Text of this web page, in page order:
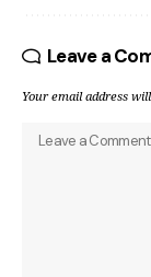
Leave a
Your email address